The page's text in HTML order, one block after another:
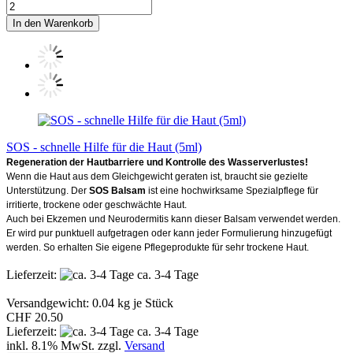
In den Warenkorb
SOS - schnelle Hilfe für die Haut (5ml)
Regeneration der Hautbarriere und Kontrolle des Wasserverlustes!
Wenn die Haut aus dem Gleichgewicht geraten ist, braucht sie gezielte
Unterstützung. Der SOS Balsam ist eine hochwirksame Spezialpflege für
irritierte, trockene oder geschwächte Haut.
Auch bei Ekzemen und Neurodermitis kann dieser Balsam verwendet werden.
Er wird pur punktuell aufgetragen oder kann jeder Formulierung hinzugefügt
werden. So erhalten Sie eigene Pflegeprodukte für sehr trockene Haut.
Lieferzeit: ca. 3-4 Tage
Versandgewicht: 0.04 kg je Stück
CHF 20.50
Lieferzeit:
ca. 3-4 Tage
inkl. 8.1% MwSt. zzgl. Versand